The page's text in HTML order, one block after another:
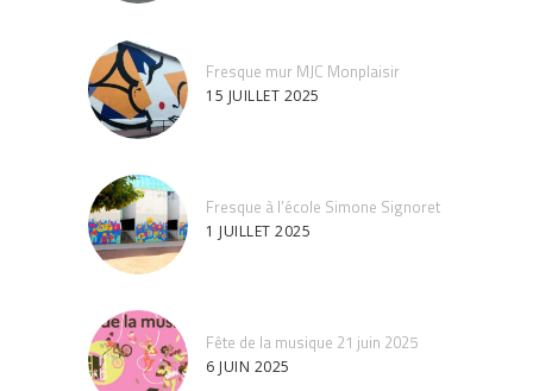
Fresque mur MJC Monplaisir
15 JUILLET 2025
Fresque à l’école Simone Signoret
1 JUILLET 2025
Fête de la musique 21 juin 2025
6 JUIN 2025